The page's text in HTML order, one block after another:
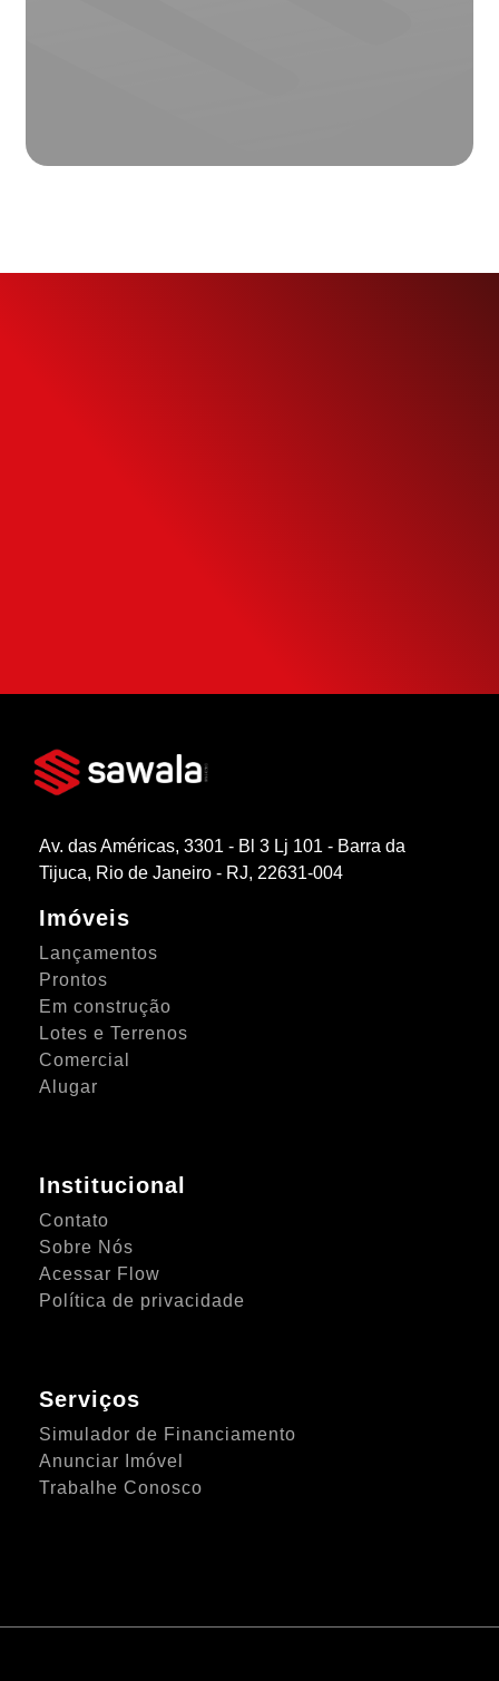
Av. das Américas, 3301 - Bl 3 Lj 101 - Barra da
Tijuca, Rio de Janeiro - RJ, 22631-004
Imóveis
Lançamentos
Prontos
Em construção
Lotes e Terrenos
Comercial
Alugar
Institucional
Contato
Sobre Nós
Acessar Flow
Política de privacidade
Serviços
Simulador de Financiamento
Anunciar Imóvel
Trabalhe Conosco